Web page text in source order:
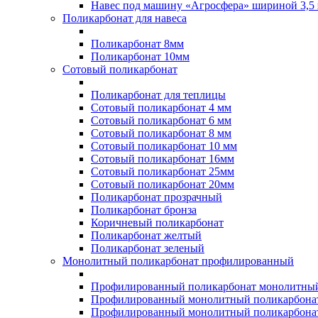
Навес под машину «Агросфера» шириной 3,5
Поликарбонат для навеса
Поликарбонат 8мм
Поликарбонат 10мм
Сотовый поликарбонат
Поликарбонат для теплицы
Сотовый поликарбонат 4 мм
Сотовый поликарбонат 6 мм
Сотовый поликарбонат 8 мм
Сотовый поликарбонат 10 мм
Сотовый поликарбонат 16мм
Сотовый поликарбонат 25мм
Сотовый поликарбонат 20мм
Поликарбонат прозрачный
Поликарбонат бронза
Коричневый поликарбонат
Поликарбонат желтый
Поликарбонат зеленый
Монолитный поликарбонат профилированный
Профилированный поликарбонат
Профилированный монолитный
Профилированный монолитный